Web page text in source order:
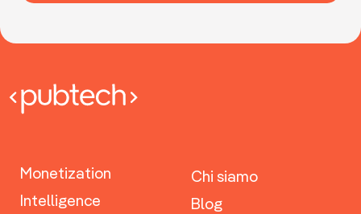
Monetization
Intelligence
Chi siamo
Blog